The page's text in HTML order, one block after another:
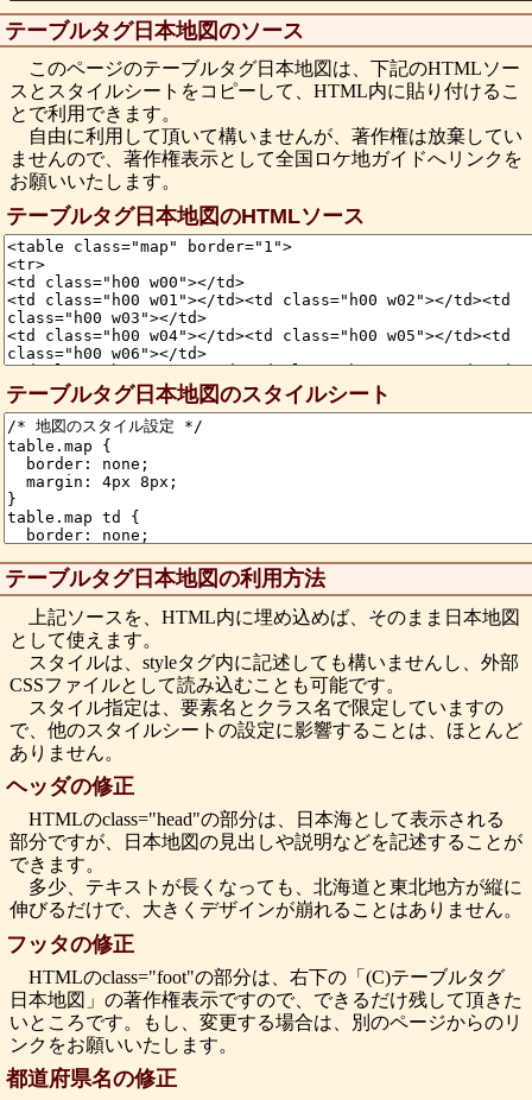
テーブルタグ日本地図のソース
このページのテーブルタグ日本地図は、下記のHTMLソー
スとスタイルシートをコピーして、HTML内に貼り付けるこ
とで利用できます。
自由に利用して頂いて構いませんが、著作権は放棄してい
ませんので、著作権表示として全国ロケ地ガイドへリンクを
お願いいたします。
テーブルタグ日本地図のHTMLソース
テーブルタグ日本地図のスタイルシート
テーブルタグ日本地図の利用方法
上記ソースを、HTML内に埋め込めば、そのまま日本地図
として使えます。
スタイルは、styleタグ内に記述しても構いませんし、外部
CSSファイルとして読み込むことも可能です。
スタイル指定は、要素名とクラス名で限定していますの
で、他のスタイルシートの設定に影響することは、ほとんど
ありません。
ヘッダの修正
HTMLのclass="head"の部分は、日本海として表示される
部分ですが、日本地図の見出しや説明などを記述することが
できます。
多少、テキストが長くなっても、北海道と東北地方が縦に
伸びるだけで、大きくデザインが崩れることはありません。
フッタの修正
HTMLのclass="foot"の部分は、右下の「(C)テーブルタグ
日本地図」の著作権表示ですので、できるだけ残して頂きた
いところです。もし、変更する場合は、別のページからのリ
ンクをお願いいたします。
都道府県名の修正